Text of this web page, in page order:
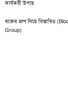
কার্যকরী উপায়
রক্তের গ্রুপ নিয়ে বিস্তারিত
Group)